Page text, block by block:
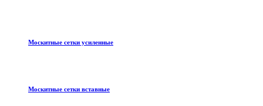
Москитные сетки усиленные
Москитные сетки вставные